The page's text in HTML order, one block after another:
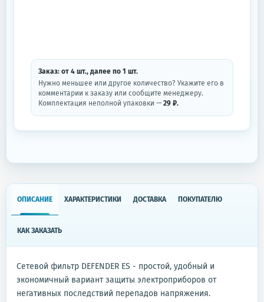
Заказ: от 4 шт., далее по 1 шт.
Нужно меньшее или другое количество? Укажите его в
комментарии к заказу или сообщите менеджеру.
Комплектация неполной упаковки — 29 ₽.
ОПИСАНИЕ ХАРАКТЕРИСТИКИ ДОСТАВКА ПОКУПАТЕЛЮ
КАК ЗАКАЗАТЬ
Сетевой фильтр DEFENDER ES - простой, удобный и
экономичный вариант защиты электроприборов от
негативных последствий перепадов напряжения.